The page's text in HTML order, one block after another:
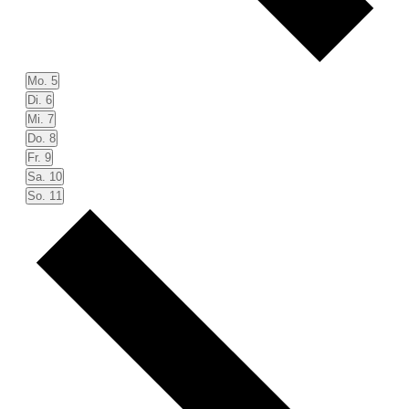
Mo. 5
Di. 6
Mi. 7
Do. 8
Fr. 9
Sa. 10
So. 11
Woche